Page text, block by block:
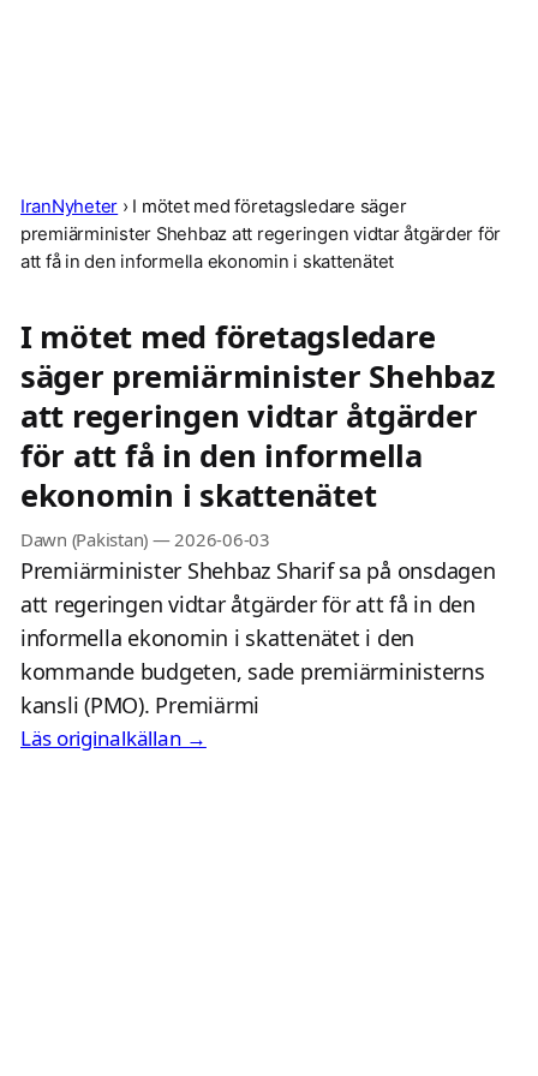
IranNyheter › I mötet med företagsledare säger
premiärminister Shehbaz att regeringen vidtar åtgärder för
att få in den informella ekonomin i skattenätet
I mötet med företagsledare
säger premiärminister Shehbaz
att regeringen vidtar åtgärder
för att få in den informella
ekonomin i skattenätet
Dawn (Pakistan) — 2026-06-03
Premiärminister Shehbaz Sharif sa på onsdagen
att regeringen vidtar åtgärder för att få in den
informella ekonomin i skattenätet i den
kommande budgeten, sade premiärministerns
kansli (PMO). Premiärmi
Läs originalkällan →